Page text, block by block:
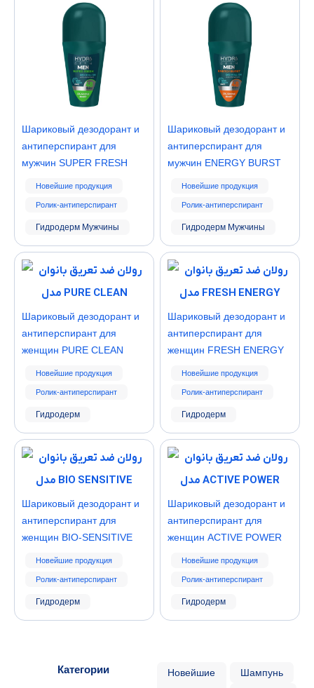
Категории
Новейшие
Шампунь
Гидродерм Мужчины
Шариковый дезодорант и
антиперспирант для
мужчин SUPER FRESH
Новейшие продукция
Ролик-антиперспирант
Гидродерм Мужчины
Шариковый дезодорант и
антиперспирант для
мужчин ENERGY BURST
Новейшие продукция
Ролик-антиперспирант
Гидродерм
Шариковый дезодорант и
антиперспирант для
женщин PURE CLEAN
Новейшие продукция
Ролик-антиперспирант
Гидродерм
Шариковый дезодорант и
антиперспирант для
женщин FRESH ENERGY
Новейшие продукция
Ролик-антиперспирант
Гидродерм
Шариковый дезодорант и
антиперспирант для
женщин BIO-SENSITIVE
Новейшие продукция
Ролик-антиперспирант
Гидродерм
Шариковый дезодорант и
антиперспирант для
женщин ACTIVE POWER
Новейшие продукция
Ролик-антиперспирант